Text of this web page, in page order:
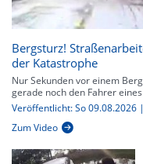
Bergsturz!
der Katastrophe
Nur Sekunden vor einem
gerade noch den Fahrer
Veröffentlicht: So 09.08.2026
Zum Video